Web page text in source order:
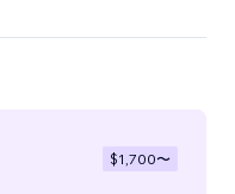
$1,700〜